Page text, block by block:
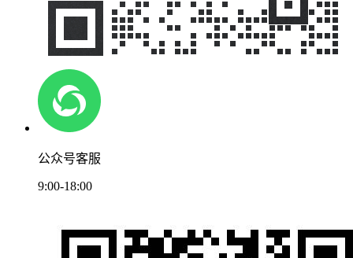
公众号客服
9:00-18:00